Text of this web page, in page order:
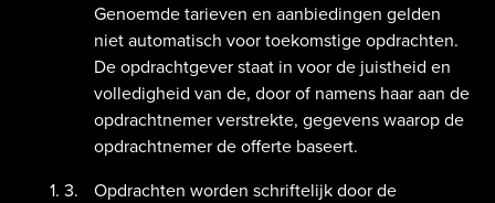
Genoemde tarieven en aanbiedingen gelden
niet automatisch voor toekomstige opdrachten.
De opdrachtgever staat in voor de juistheid en
volledigheid van de, door of namens haar aan de
opdrachtnemer verstrekte, gegevens waarop de
opdrachtnemer de offerte baseert.
Opdrachten worden schriftelijk door de